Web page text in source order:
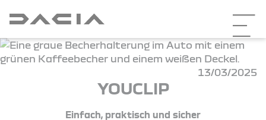
13/03/2025
YOUCLIP
Einfach, praktisch und sicher